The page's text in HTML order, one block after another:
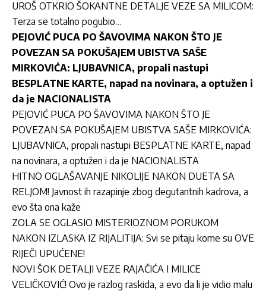
UROŠ OTKRIO ŠOKANTNE DETALJE VEZE SA MILICOM:
Terza se totalno pogubio…
PEJOVIĆ PUCA PO ŠAVOVIMA NAKON ŠTO JE
POVEZAN SA POKUŠAJEM UBISTVA SAŠE
MIRKOVIĆA: LJUBAVNICA, propali nastupi
BESPLATNE KARTE, napad na novinara, a optužen i
da je NACIONALISTA
PEJOVIĆ PUCA PO ŠAVOVIMA NAKON ŠTO JE
POVEZAN SA POKUŠAJEM UBISTVA SAŠE MIRKOVIĆA:
LJUBAVNICA, propali nastupi BESPLATNE KARTE, napad
na novinara, a optužen i da je NACIONALISTA
HITNO OGLAŠAVANJE NIKOLIJE NAKON DUETA SA
RELJOM! Javnost ih razapinje zbog degutantnih kadrova, a
evo šta ona kaže
ZOLA SE OGLASIO MISTERIOZNOM PORUKOM
NAKON IZLASKA IZ RIJALITIJA: Svi se pitaju kome su OVE
RIJEČI UPUĆENE!
NOVI ŠOK DETALJI VEZE RAJAČIĆA I MILICE
VELIČKOVIĆ! Ovo je razlog raskida, a evo da li je vidio malu